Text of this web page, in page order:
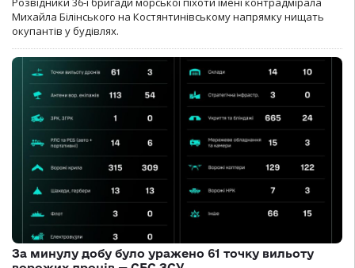
Михайла Білінського на Костянтинівському напрямку нищать
окупантів у будівлях.
За минулу добу було уражено 61 точку вильоту